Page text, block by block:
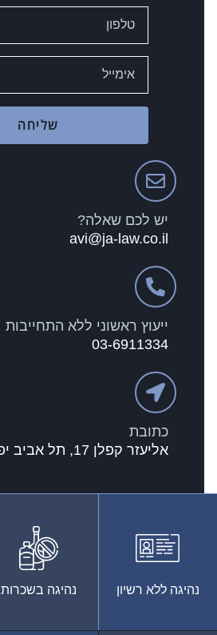
שליחה
יש לכם שאלה?
avi@ja-law.co.il
ייעוץ ראשוני ללא התחייבות
03-6911334
כתובת
אליעזר קפלן 17, תל אביב יפו
נהיגה ללא רשיון נהיגה בשכרות